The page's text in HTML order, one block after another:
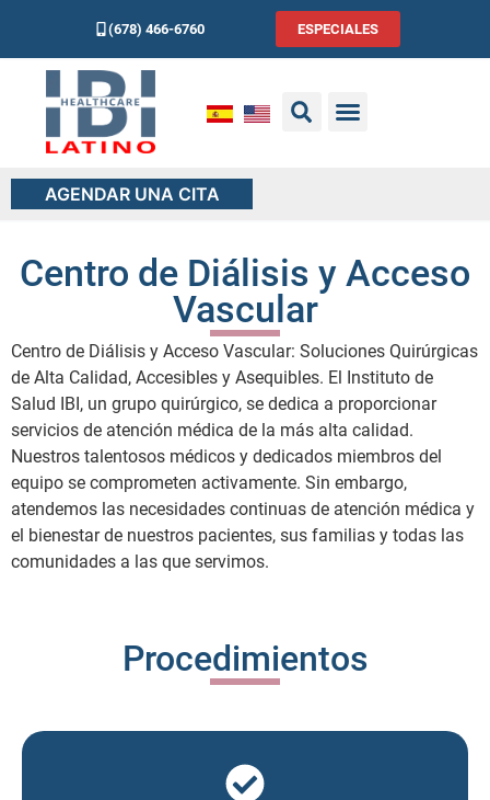
(678) 466-6760 ESPECIALES
AGENDAR UNA CITA
Centro de Diálisis y Acceso
Vascular
Centro de Diálisis y Acceso Vascular: Soluciones Quirúrgicas
de Alta Calidad, Accesibles y Asequibles. El Instituto de
Salud IBI, un grupo quirúrgico, se dedica a proporcionar
servicios de atención médica de la más alta calidad.
Nuestros talentosos médicos y dedicados miembros del
equipo se comprometen activamente. Sin embargo,
atendemos las necesidades continuas de atención médica y
el bienestar de nuestros pacientes, sus familias y todas las
comunidades a las que servimos.
Procedimientos